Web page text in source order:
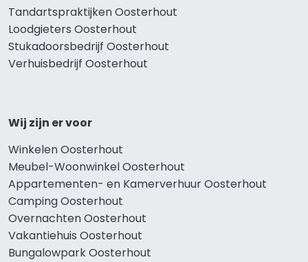
Tandartspraktijken Oosterhout
Loodgieters Oosterhout
Stukadoorsbedrijf Oosterhout
Verhuisbedrijf Oosterhout
Wij zijn er voor
Winkelen Oosterhout
Meubel-Woonwinkel Oosterhout
Appartementen- en Kamerverhuur Oosterhout
Camping Oosterhout
Overnachten Oosterhout
Vakantiehuis Oosterhout
Bungalowpark Oosterhout